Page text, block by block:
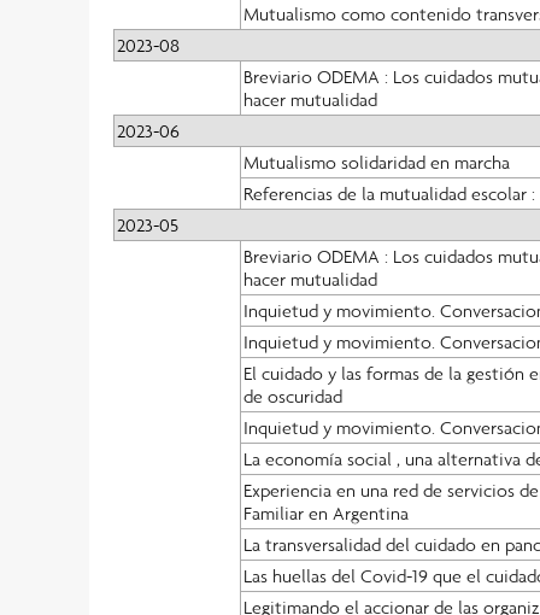
Mutualismo como contenido
2023-08
Breviario ODEMA : Los cuidados
hacer mutualidad
2023-06
Mutualismo solidaridad en marcha
Referencias de la mutualidad
2023-05
Breviario ODEMA : Los cuidados
hacer mutualidad
Inquietud y movimiento.
Inquietud y movimiento.
El cuidado y las formas de la gestión
de oscuridad
Inquietud y movimiento.
La economía social , una alternativa
Experiencia en una red de servicios
Familiar en Argentina
La transversalidad del cuidado en
Las huellas del Covid-19 que el
Legitimando el accionar de las